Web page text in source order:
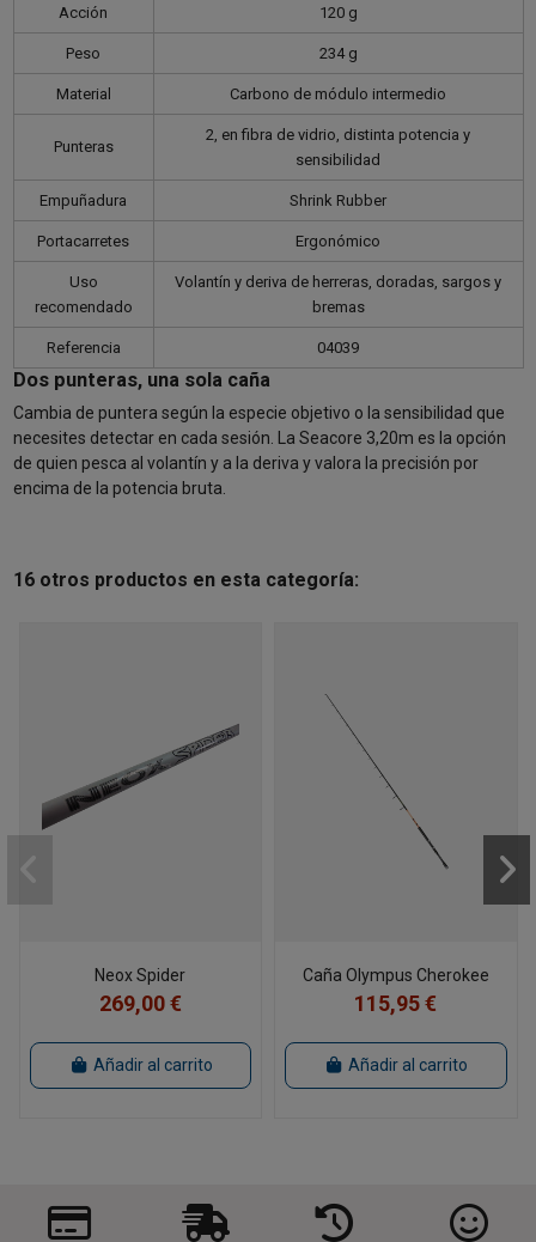
Acción 120 g
Peso 234 g
Material Carbono de módulo intermedio
Punteras
2, en fibra de vidrio, distinta potencia y
sensibilidad
Empuñadura Shrink Rubber
Portacarretes Ergonómico
Uso
recomendado
Volantín y deriva de herreras, doradas, sargos y
bremas
Referencia 04039
Dos punteras, una sola caña
Cambia de puntera según la especie objetivo o la sensibilidad que
necesites detectar en cada sesión. La Seacore 3,20m es la opción
de quien pesca al volantín y a la deriva y valora la precisión por
encima de la potencia bruta.
16 otros productos en esta categoría:
Neox Spider
269,00 €
Añadir al carrito
Caña Olympus Cherokee
115,95 €
Añadir al carrito